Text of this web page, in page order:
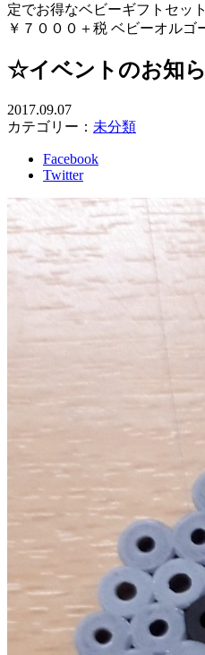
定でお得なベビーギフトセッ
￥７０００＋税 ベビーオル
☆イベントのお知
2017.09.07
カテゴリー： 未分類
Facebook
Twitter